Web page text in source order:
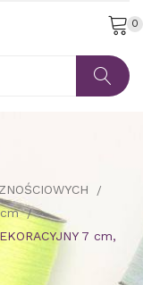
0
7 cm,